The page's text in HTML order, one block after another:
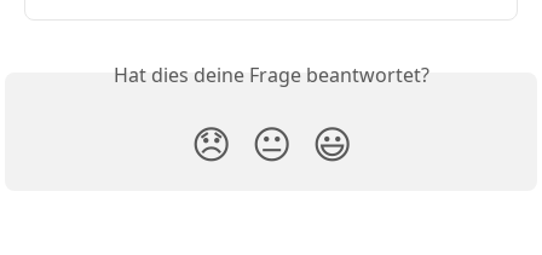
Hat dies deine Frage beantwortet?
😞 😐 😃